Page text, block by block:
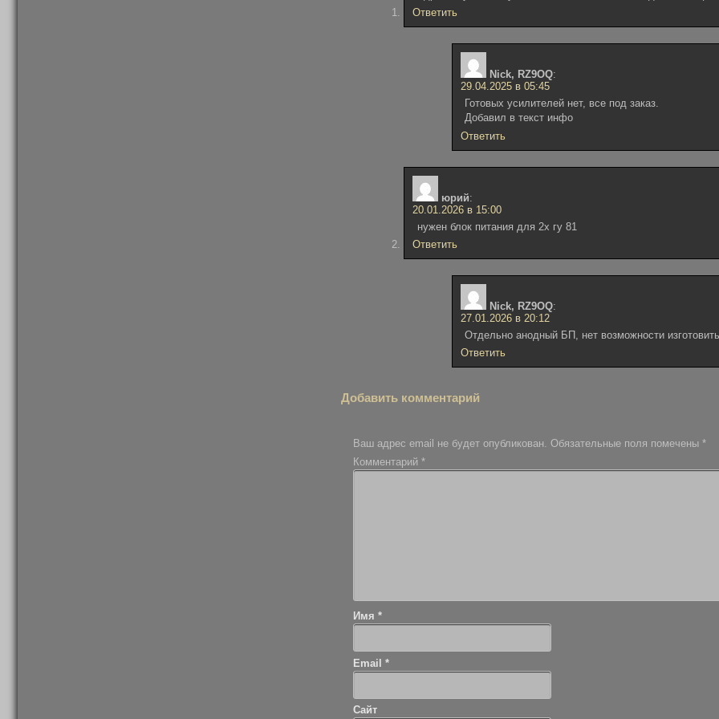
Ответить
Nick, RZ9OQ:
29.04.2025 в 05:45
Готовых усилителей нет, все под заказ.
Добавил в текст инфо
Ответить
юрий:
20.01.2026 в 15:00
нужен блок питания для 2х гу 81
Ответить
Nick, RZ9OQ:
27.01.2026 в 20:12
Отдельно анодный БП, нет возможности изготовить
Ответить
Добавить комментарий
Ваш адрес email не будет опубликован. Обязательные поля помечены*
Комментарий*
Имя*
Email*
Сайт